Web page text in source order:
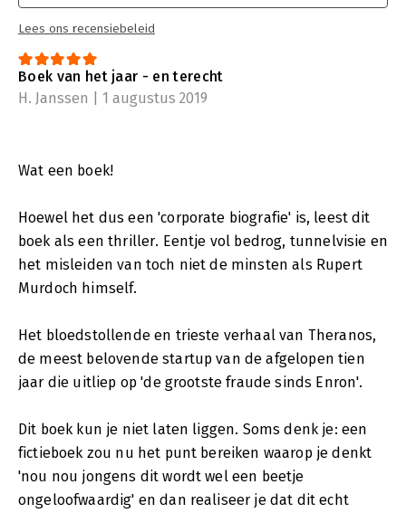
Lees ons recensiebeleid
Boek van het jaar - en terecht
H. Janssen | 1 augustus 2019
Wat een boek!
Hoewel het dus een 'corporate biografie' is, leest dit
boek als een thriller. Eentje vol bedrog, tunnelvisie en
het misleiden van toch niet de minsten als Rupert
Murdoch himself.
Het bloedstollende en trieste verhaal van Theranos,
de meest belovende startup van de afgelopen tien
jaar die uitliep op 'de grootste fraude sinds Enron'.
Dit boek kun je niet laten liggen. Soms denk je: een
fictieboek zou nu het punt bereiken waarop je denkt
'nou nou jongens dit wordt wel een beetje
ongeloofwaardig' en dan realiseer je dat dit echt